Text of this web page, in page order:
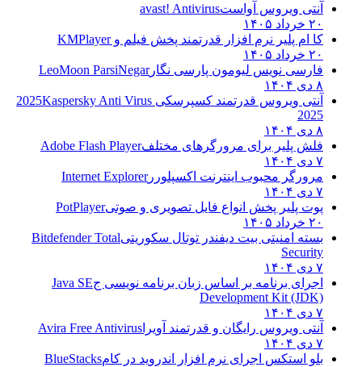
آنتی ویروس آواست avast! Antivirus
کا ام پلیر نرم افزار قدرتمند پخش فیلم وKMPlayer
فارسی نویس لیومون پارسی نگارLeoMoon ParsiNegar
آنتی ویروس قدرتمند کسپرسکی 2025 Kaspersky Anti Virus
فلش پلیر برای مرورگرهای مختلفAdobe Flash Player
مرورگر محبوب اینترنت اکسپلوررInternet Explorer
پوت پلیر پخش انواع فایل تصویری و صوتی PotPlayer
بسته امنیتی بیت دیفندر توتال سکوریتیBitdefender Total
Security
اجرای برنامه بر اساس زبان برنامه نویسی جJava SE
Development Kit (JDK)
آنتی ویروس رایگان و قدرتمند آویراAvira Free Antivirus
بلو استکس اجرای نرم افزار اندروید در کامBlueStacks